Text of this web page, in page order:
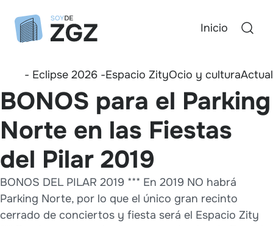
Inicio
- Eclipse 2026 -Espacio ZityOcio y cultura
BONOS para el Parking
Norte en las Fiestas
del Pilar 2019
BONOS DEL PILAR 2019 *** En 2019 NO habrá
Parking Norte, por lo que el único gran recinto
cerrado de conciertos y fiesta será el Espacio Zity